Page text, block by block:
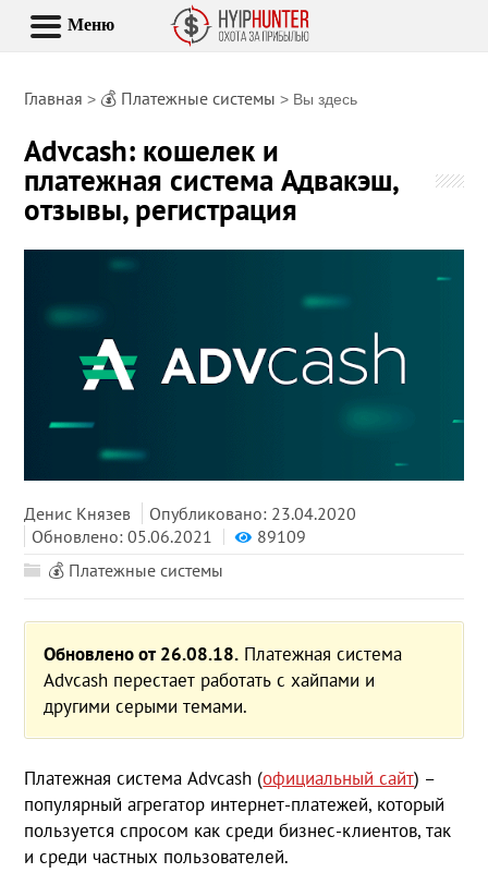
Главная > 💰 Платежные системы > Вы здесь
Advcash: кошелек и
платежная система Адвакэш,
отзывы, регистрация
Денис Князев
Опубликовано: 23.04.2020
Обновлено: 05.06.2021
89109
💰 Платежные системы
Обновлено от 26.08.18. Платежная система
Advcash перестает работать с хайпами и
другими серыми темами.
Платежная система Advcash (официальный сайт) –
популярный агрегатор интернет-платежей, который
пользуется спросом как среди бизнес-клиентов, так
и среди частных пользователей.
Меню